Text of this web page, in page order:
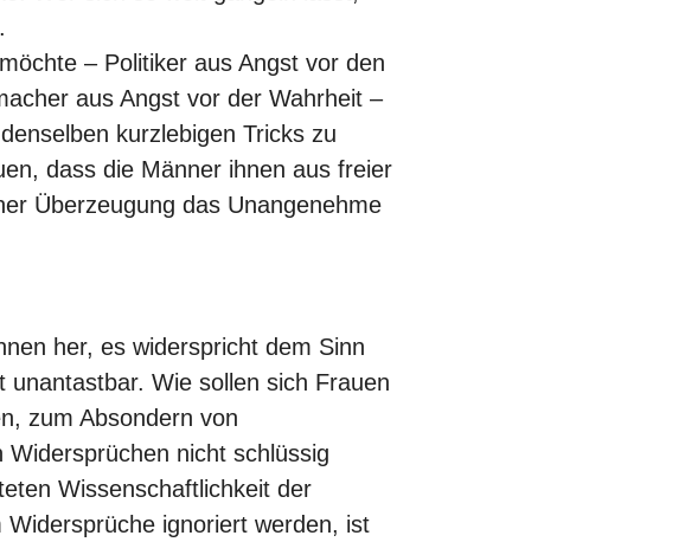
– Politiker aus Angst vor den
aus Angst vor der Wahrheit –
kurzlebigen Tricks zu
dass die Männer ihnen aus freier
Überzeugung das Unangenehme
her, es widerspricht dem Sinn
Wie sollen sich Frauen
zum Absondern von
nicht schlüssig
Wissenschaftlichkeit der
ignoriert werden, ist